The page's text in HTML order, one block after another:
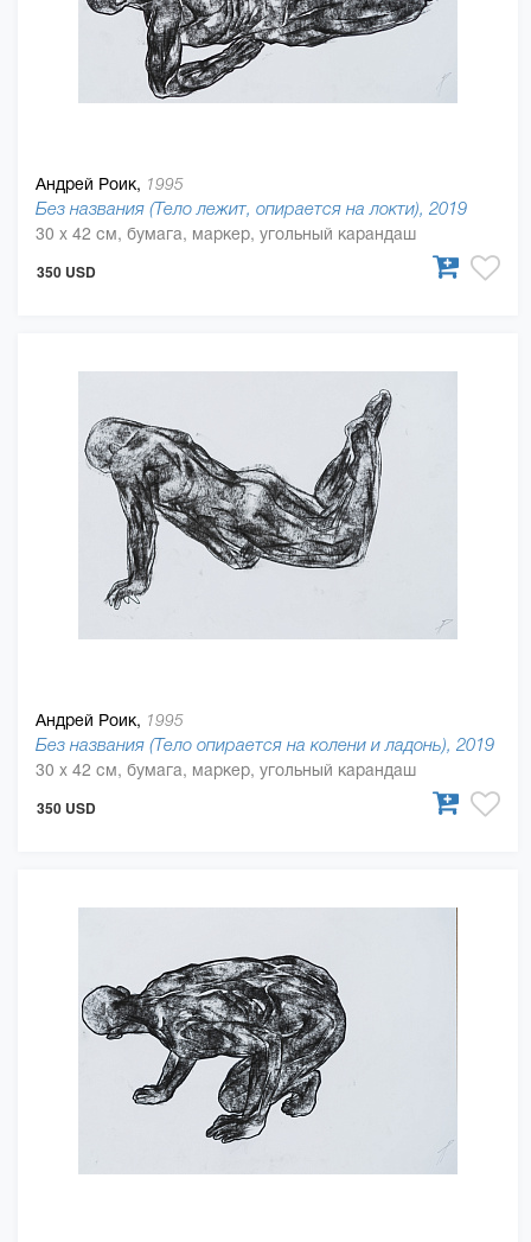
Андрей Роик, 1995
Без названия (Тело лежит, опирается на локти), 2019
30 x 42 см, бумага, маркер, угольный карандаш
350 USD
Андрей Роик, 1995
Без названия (Тело опирается на колени и ладонь), 2019
30 x 42 см, бумага, маркер, угольный карандаш
350 USD